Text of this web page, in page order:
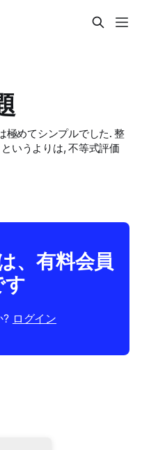
極めてシンプルでした. 整
いうよりは, 不等式評価
、有料会員
す
? ログイン